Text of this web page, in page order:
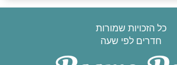
כל הזכויות שמורות
חדרים לפי שעה